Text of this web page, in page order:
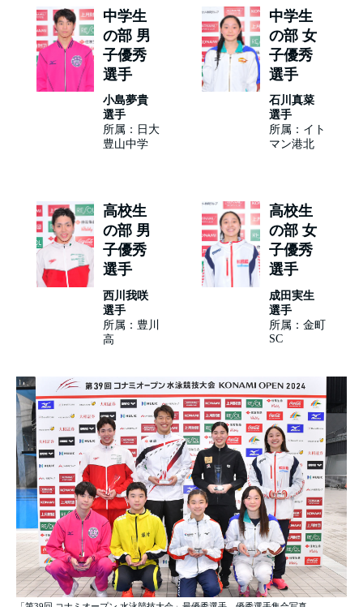
中学生
の部 男
子優秀
選手
小島夢貴
選手
所属：日大
豊山中学
中学生
の部 女
子優秀
選手
石川真菜
選手
所属：イト
マン港北
高校生
の部 男
子優秀
選手
西川我咲
選手
所属：豊川
高
高校生
の部 女
子優秀
選手
成田実生
選手
所属：金町
SC